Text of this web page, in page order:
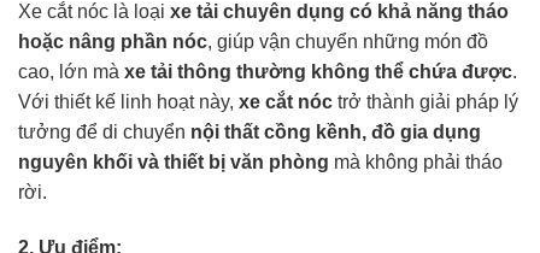
Xe cắt nóc là loại xe tải chuyên dụng có khả năng tháo
hoặc nâng phần nóc, giúp vận chuyển những món đồ
cao, lớn mà xe tải thông thường không thể chứa được.
Với thiết kế linh hoạt này, xe cắt nóc trở thành giải pháp lý
tưởng để di chuyển nội thất cồng kềnh, đồ gia dụng
nguyên khối và thiết bị văn phòng mà không phải tháo
rời.
2. Ưu điểm: